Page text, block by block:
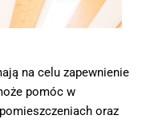
na celu zapewnienie
pomóc w
oraz